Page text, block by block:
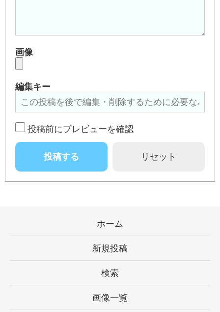
画像
編集キー
投稿前にプレビューを確認
ホーム
新規投稿
検索
画像一覧